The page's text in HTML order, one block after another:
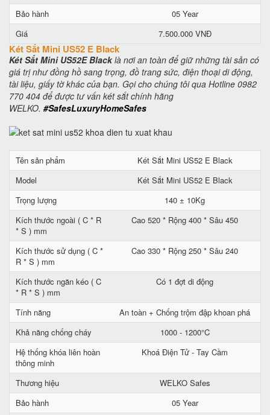
Bảo hành
05 Year
Giá
7.500.000 VNĐ
Két Sắt Mini US52 E Black
Két Sắt Mini US52E Blacklà nơi an toàn để giữ những tài sản có
giá trị như đồng hồ sang trọng, đồ trang sức, điện thoại di động,
tài liệu, giấy tờ khác của bạn. Gọi cho chúng tôi qua Hotline 0982
770 404 để được tư vấn két sắt chính hãng
WELKO. #SafesLuxuryHomeSafes
Tên sản phẩm
Két Sắt Mini US52 E Black
Model
Két Sắt Mini US52 E Black
Trọng lượng
140 ± 10Kg
Kích thước ngoài ( C * R
* S ) mm
Cao 520 * Rộng 400 * Sâu 450
Kích thước sử dụng ( C *
R * S ) mm
Cao 330 * Rộng 250 * Sâu 240
Kích thước ngăn kéo ( C
* R * S ) mm
Có 1 đợt di động
Tính năng
An toàn + Chống trộm đập khoan phá
Khả năng chống cháy
1000 - 1200°C
Hệ thống khóa liên hoàn
thông minh
Khoá Điện Tử - Tay Cầm
Thương hiệu
WELKO Safes
Bảo hành
05 Year